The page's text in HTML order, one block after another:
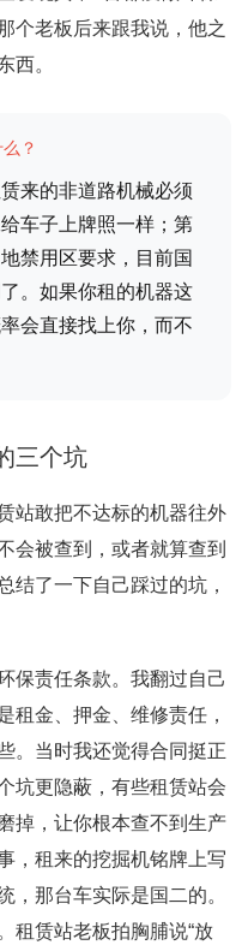
个老板后来跟我说，他之
西。
？
来的非道路机械必须
车子上牌照一样；第
禁用区要求，目前国
。如果你租的机器这
会直接找上你，而不
三个坑
站敢把不达标的机器往外
会被查到，或者就算查到
结了一下自己踩过的坑，
保责任条款。我翻过自己
租金、押金、维修责任，
。当时我还觉得合同挺正
坑更隐蔽，有些租赁站会
掉，让你根本查不到生产
，租来的挖掘机铭牌上写
，那台车实际是国二的。
租赁站老板拍胸脯说“放